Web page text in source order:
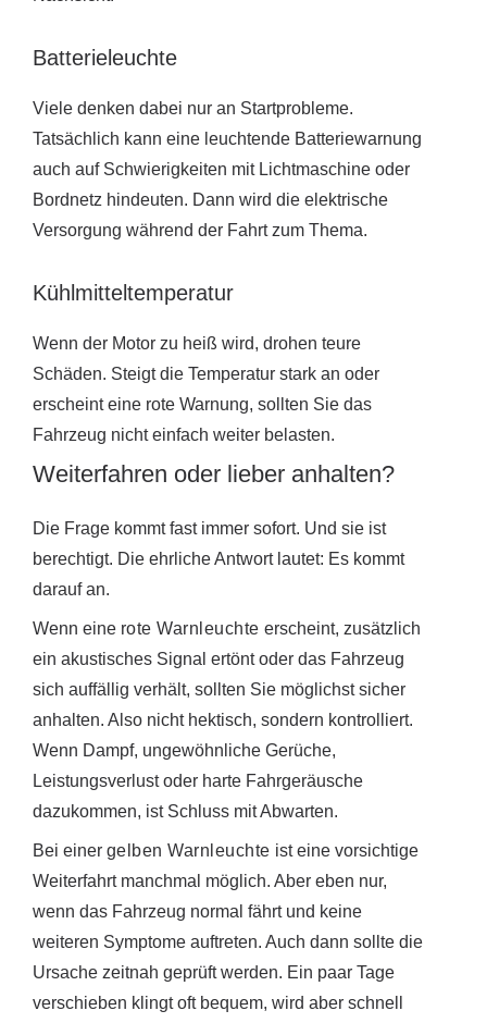
Batterieleuchte
Viele denken dabei nur an Startprobleme.
Tatsächlich kann eine leuchtende Batteriewarnung
auch auf Schwierigkeiten mit Lichtmaschine oder
Bordnetz hindeuten. Dann wird die elektrische
Versorgung während der Fahrt zum Thema.
Kühlmitteltemperatur
Wenn der Motor zu heiß wird, drohen teure
Schäden. Steigt die Temperatur stark an oder
erscheint eine rote Warnung, sollten Sie das
Fahrzeug nicht einfach weiter belasten.
Weiterfahren oder lieber anhalten?
Die Frage kommt fast immer sofort. Und sie ist
berechtigt. Die ehrliche Antwort lautet: Es kommt
darauf an.
Wenn eine rote Warnleuchte erscheint, zusätzlich
ein akustisches Signal ertönt oder das Fahrzeug
sich auffällig verhält, sollten Sie möglichst sicher
anhalten. Also nicht hektisch, sondern kontrolliert.
Wenn Dampf, ungewöhnliche Gerüche,
Leistungsverlust oder harte Fahrgeräusche
dazukommen, ist Schluss mit Abwarten.
Bei einer gelben Warnleuchte ist eine vorsichtige
Weiterfahrt manchmal möglich. Aber eben nur,
wenn das Fahrzeug normal fährt und keine
weiteren Symptome auftreten. Auch dann sollte die
Ursache zeitnah geprüft werden. Ein paar Tage
verschieben klingt oft bequem, wird aber schnell